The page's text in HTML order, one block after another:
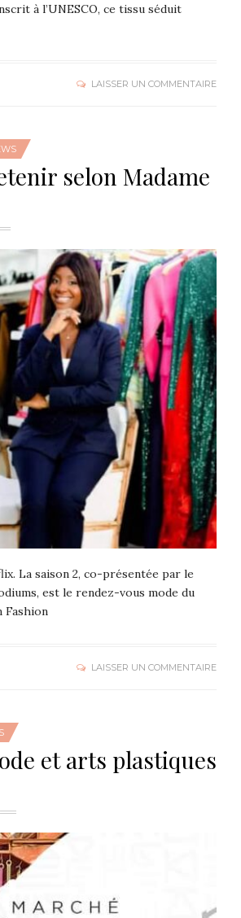
à l’UNESCO, ce tissu séduit
LAISSER UN COMMENTAIRE
selon Madame
La saison 2, co-présentée par le
est le rendez-vous mode du
Fashion
LAISSER UN COMMENTAIRE
et arts plastiques